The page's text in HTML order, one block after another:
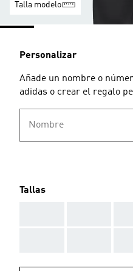
Talla modelo
Personalizar
Añade un nombre o
adidas o crear el regalo
Nombre
Tallas